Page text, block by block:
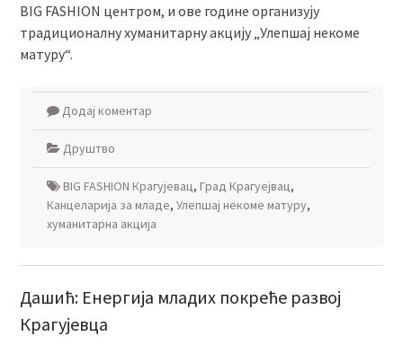
BIG FASHION центром, и ове године организују
традиционалну хуманитарну акцију „Улепшај некоме
матуру“.
Додај коментар
Друштво
BIG FASHION Крагујевац, Град Крагуејвац,
Канцеларија за младе, Улепшај некоме матуру,
хуманитарна акција
Дашић: Енергија младих покреће развој
Крагујевца